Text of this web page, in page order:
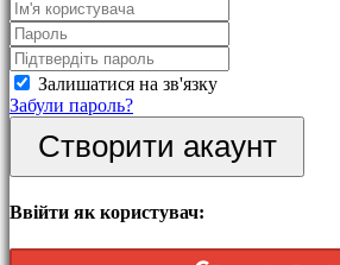
Події
Hовини
Медіа
Інструкція
Форум
IDC
Gifts
IDC
Plays
Підтримка
FAQ
Залишатися на зв'язку
Забули пароль?
Створити акаунт
Ввійти як користувач: